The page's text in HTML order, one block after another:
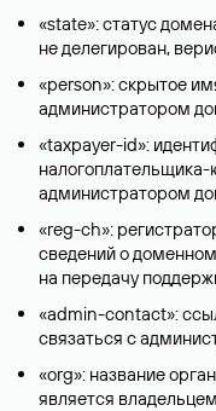
«state»: статус
не делегирован,
«person»: скрытое
администратором
«taxpayer-id»:
администратором
«reg-ch»:
сведений о
на передачу
«admin-contact»:
связаться с
«org»: название
является